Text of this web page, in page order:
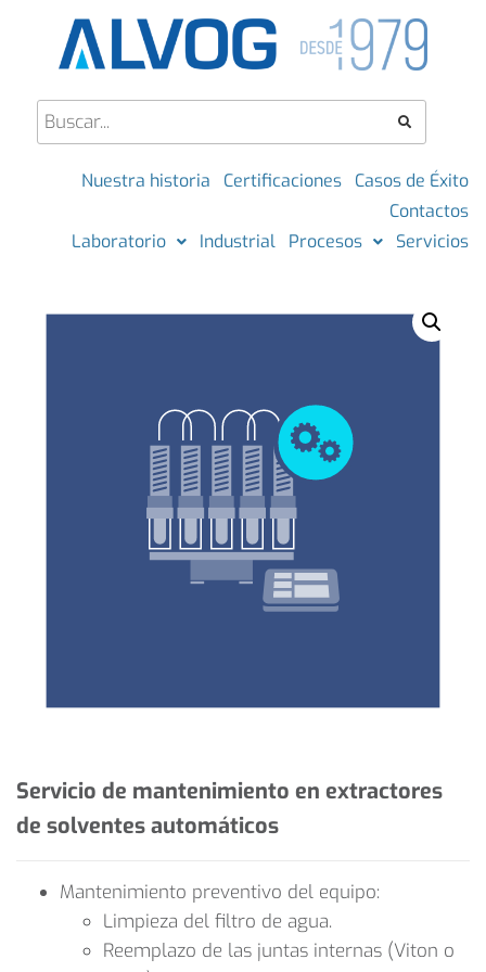
Nuestra historia Certificaciones
Casos de Éxito
Contactos
Laboratorio
Industrial Procesos Servicios
Servicio de mantenimiento en extractores
de solventes automáticos
Mantenimiento preventivo del equipo:
Limpieza del filtro de agua.
Reemplazo de las juntas internas (Viton o